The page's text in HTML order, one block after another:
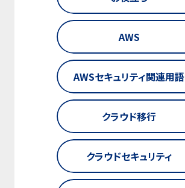
AWS
AWSセキュリティ関連用語
クラウド移行
クラウドセキュリティ